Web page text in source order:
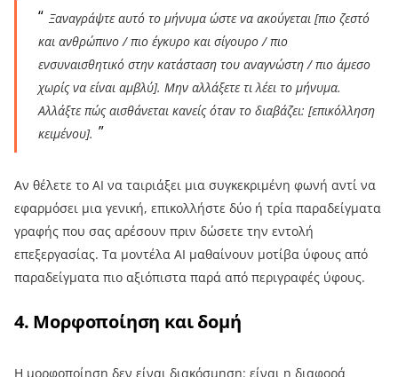
Ξαναγράψτε αυτό το μήνυμα ώστε να ακούγεται [πιο ζεστό
και ανθρώπινο / πιο έγκυρο και σίγουρο / πιο
ενσυναισθητικό στην κατάσταση του αναγνώστη / πιο άμεσο
χωρίς να είναι αμβλύ]. Μην αλλάξετε τι λέει το μήνυμα.
Αλλάξτε πώς αισθάνεται κανείς όταν το διαβάζει: [επικόλληση
κειμένου].
Αν θέλετε το AI να ταιριάξει μια συγκεκριμένη φωνή αντί να
εφαρμόσει μια γενική, επικολλήστε δύο ή τρία παραδείγματα
γραφής που σας αρέσουν πριν δώσετε την εντολή
επεξεργασίας. Τα μοντέλα AI μαθαίνουν μοτίβα ύφους από
παραδείγματα πιο αξιόπιστα παρά από περιγραφές ύφους.
4. Μορφοποίηση και δομή
Η μορφοποίηση δεν είναι διακόσμηση: είναι η διαφορά